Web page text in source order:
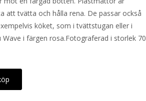
att tvätta och hålla rena. De passar också
köket, som i tvättstugan eller i
Wave i färgen rosa.Fotograferad i storlek 70